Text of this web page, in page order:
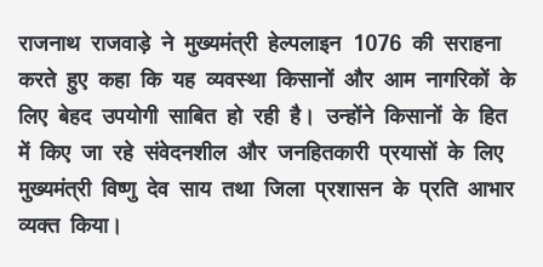
राजनाथ राजवाड़े ने मुख्यमंत्री हेल्पलाइन 1076 की सराहना
करते हुए कहा कि यह व्यवस्था किसानों और आम नागरिकों के
लिए बेहद उपयोगी साबित हो रही है। उन्होंने किसानों के हित
में किए जा रहे संवेदनशील और जनहितकारी प्रयासों के लिए
मुख्यमंत्री विष्णु देव साय तथा जिला प्रशासन के प्रति आभार
व्यक्त किया।